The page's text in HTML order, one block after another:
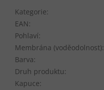
Kategorie:
EAN:
Pohlaví:
Membrána (voděodolnost):
Barva:
Druh produktu:
Kapuce: